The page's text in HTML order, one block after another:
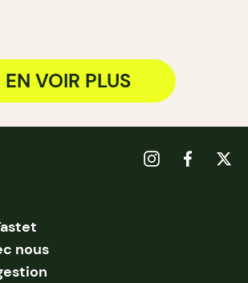
EN VOIR PLUS
nous